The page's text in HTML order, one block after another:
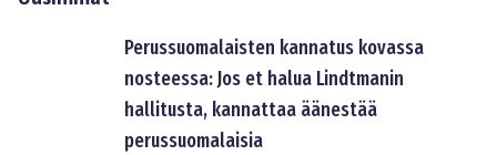
Perussuomalaisten kannatus kovassa
nosteessa: Jos et halua Lindtmanin
hallitusta, kannattaa äänestää
perussuomalaisia